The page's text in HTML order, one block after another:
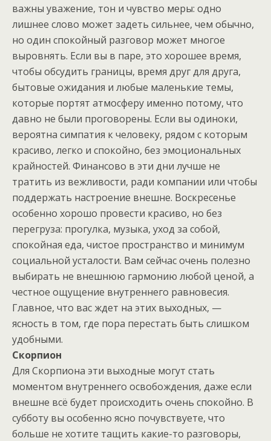
важны уважение, тон и чувство меры: одно
лишнее слово может задеть сильнее, чем обычно,
но один спокойный разговор может многое
выровнять. Если вы в паре, это хорошее время,
чтобы обсудить границы, время друг для друга,
бытовые ожидания и любые маленькие темы,
которые портят атмосферу именно потому, что
давно не были проговорены. Если вы одиноки,
вероятна симпатия к человеку, рядом с которым
красиво, легко и спокойно, без эмоциональных
крайностей. Финансово в эти дни лучше не
тратить из вежливости, ради компании или чтобы
поддержать настроение внешне. Воскресенье
особенно хорошо провести красиво, но без
перегруза: прогулка, музыка, уход за собой,
спокойная еда, чистое пространство и минимум
социальной усталости. Вам сейчас очень полезно
выбирать не внешнюю гармонию любой ценой, а
честное ощущение внутреннего равновесия.
Главное, что вас ждет на этих выходных, —
ясность в том, где пора перестать быть слишком
удобными.
Скорпион
Для Скорпиона эти выходные могут стать
моментом внутреннего освобождения, даже если
внешне всё будет происходить очень спокойно. В
субботу вы особенно ясно почувствуете, что
больше не хотите тащить какие-то разговоры,